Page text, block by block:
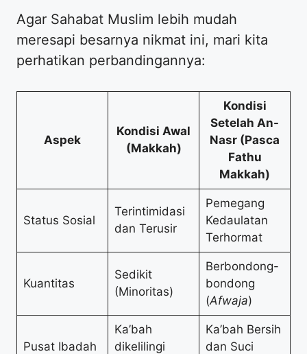
Agar Sahabat Muslim lebih mudah
meresapi besarnya nikmat ini, mari kita
perhatikan perbandingannya:
Aspek
Kondisi Awal
(Makkah)
Kondisi
Setelah An-
Nasr (Pasca
Fathu
Makkah)
Status Sosial
Terintimidasi
dan Terusir
Pemegang
Kedaulatan
Terhormat
Kuantitas
Sedikit
(Minoritas)
Berbondong-
bondong
(Afwaja)
Pusat Ibadah
Ka’bah
dikelilingi
Ka’bah Bersih
dan Suci